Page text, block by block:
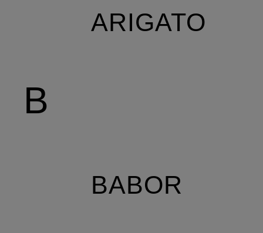
ARIGATO
B
BABOR